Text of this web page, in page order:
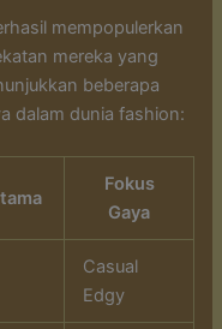
mempopulerkan
mereka yang
beberapa
dalam dunia fashion:
Fokus
Gaya
Casual
Edgy